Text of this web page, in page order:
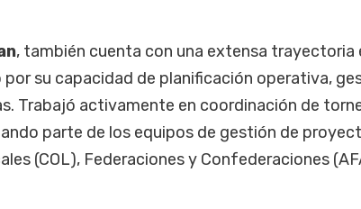
, también cuenta con una extensa trayectoria
su capacidad de planificación operativa,
Trabajó activamente en coordinación de
parte de los equipos de gestión de
(COL), Federaciones y Confederaciones